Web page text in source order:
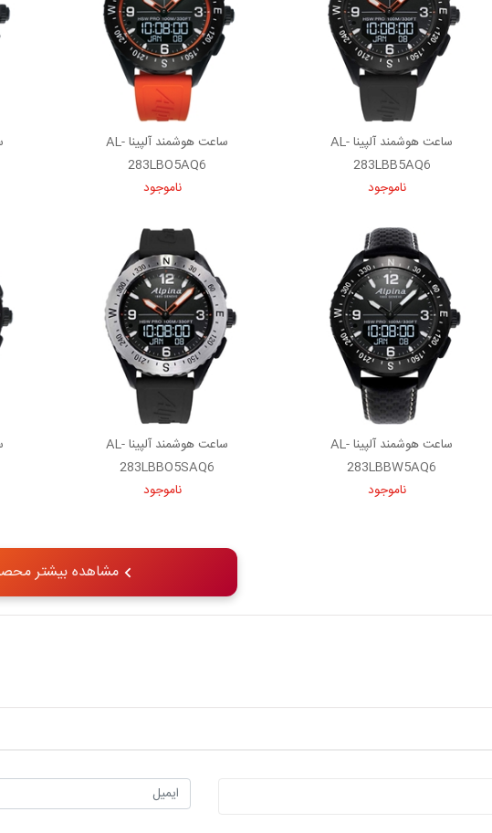
ساعت هوشمند آلپینا AL-
283LBB5AQ6
ناموجود
ساعت هوشمند آلپینا AL-
283LBO5AQ6
ناموجود
ساعت هوشمند آلپینا AL-
283LBBW5AQ6
ناموجود
ساعت هوشمند آلپینا AL-
283LBBO5SAQ6
ناموجود
مشاهده بیشتر